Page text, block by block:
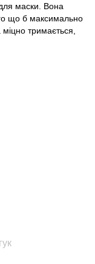
маски. Вона
що б максимально
тримається,